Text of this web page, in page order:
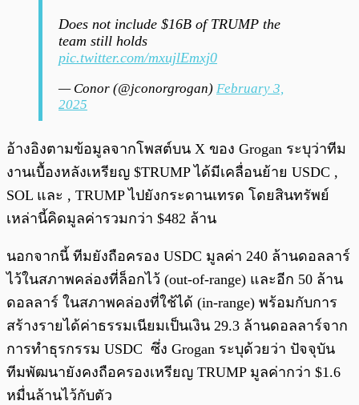
Does not include $16B of TRUMP the
team still holds
pic.twitter.com/mxujlEmxj0
— Conor (@jconorgrogan) February 3,
2025
อ้างอิงตามข้อมูลจากโพสต์บน X ของ Grogan ระบุว่าทีม
งานเบื้องหลังเหรียญ $TRUMP ได้มีเคลื่อนย้าย USDC ,
SOL และ , TRUMP ไปยังกระดานเทรด โดยสินทรัพย์
เหล่านี้คิดมูลค่ารวมกว่า $482 ล้าน
นอกจากนี้ ทีมยังถือครอง USDC มูลค่า 240 ล้านดอลลาร์
ไว้ในสภาพคล่องที่ล็อกไว้ (out-of-range) และอีก 50 ล้าน
ดอลลาร์ ในสภาพคล่องที่ใช้ได้ (in-range) พร้อมกับการ
สร้างรายได้ค่าธรรมเนียมเป็นเงิน 29.3 ล้านดอลลาร์จาก
การทำธุรกรรม USDC ซึ่ง Grogan ระบุด้วยว่า ปัจจุบัน
ทีมพัฒนายังคงถือครองเหรียญ TRUMP มูลค่ากว่า $1.6
หมื่นล้านไว้กับตัว